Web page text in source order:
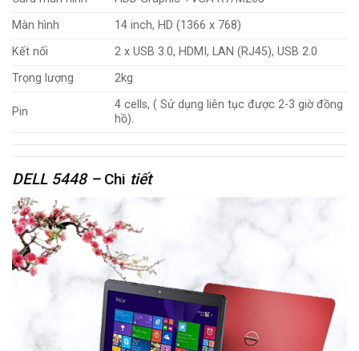
Màn hình
14 inch, HD (1366 x 768)
Kết nối
2 x USB 3.0, HDMI, LAN (RJ45), USB 2.0
Trọng lượng
2kg
Pin
4 cells, ( Sử dụng liên tục được 2-3 giờ đồng
hồ).
DELL 5448 –Chi tiết